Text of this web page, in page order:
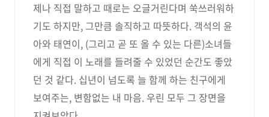
제나 직접 말하고 때로는 오글거린다며 쑥쓰러워하
기도 하지만, 그만큼 솔직하고 따뜻하다. 객석의 윤
아와 태연이, (그리고 곧 또 올 수 있는 다른)소녀들
에게 직접 이 노래를 들려줄 수 있었던 순간도 좋았
던 것 같다. 십년이 넘도록 늘 함께 하는 친구에게
보여주는, 변함없는 내 마음. 우린 모두 그 장면을